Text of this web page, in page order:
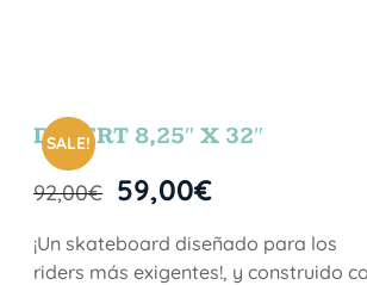
SALE!
DESERT 8,25″ X 32″
92,00€ 59,00€
¡Un skateboard diseñado para los
riders más exigentes!, y construido